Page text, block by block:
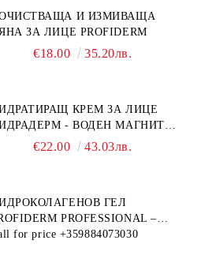
И ИЗМИВАЩА
ЗА ЛИЦЕ PROFIDERM
€18.00 35.20лв.
КРЕМ ЗА ЛИЦЕ
- ВОДЕН МАГНИТ
€22.00 43.03лв.
ГЕЛ
PROFESSIONAL –
ЗА ДЪЛБОКА
for price +359884073030